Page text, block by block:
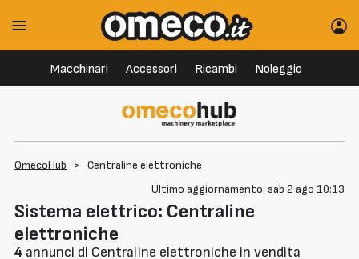
Macchinari Accessori Ricambi Noleggio
OmecoHub > Centraline elettroniche
Ultimo aggiornamento: sab 2 ago 10:13
Sistema elettrico: Centraline
elettroniche
4 annunci di Centraline elettroniche in vendita